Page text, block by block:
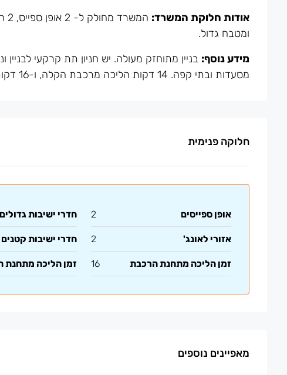
אודות חלוקת המשרד:
ומטבח גדול.
מידע נוסף:
מסעדות ובתי קפה. 14 דקות הליכה מרכבת הקלה, ו-16 דקות לרכבת השלום.
חלוקה פנימית
אופן ספייסים 2 חדרי ישיבות גדולים
אזורי לאונג' 2 חדרי ישיבות קטנים
זמן הליכה מתחנת הרכבת 16 זמן הליכה מתחנת
מאפיינים נוספים